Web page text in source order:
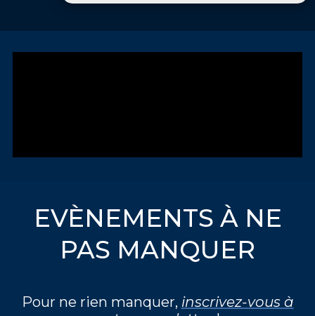
EVÈNEMENTS À NE
PAS MANQUER
Pour ne rien manquer, inscrivez-vous à